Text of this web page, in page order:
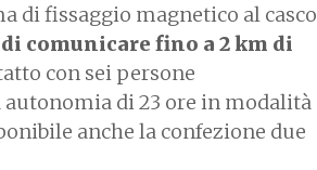
di fissaggio magnetico al casco
comunicare fino a 2 km di
con sei persone
autonomia di 23 ore in modalità
anche la confezione due